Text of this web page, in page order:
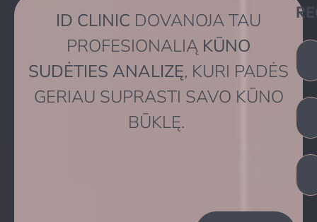
ID CLINIC DOVANOJA TAU
PROFESIONALIĄ KŪNO
SUDĖTIES ANALIZĘ, KURI PADĖS
GERIAU SUPRASTI SAVO KŪNO
BŪKLĘ.